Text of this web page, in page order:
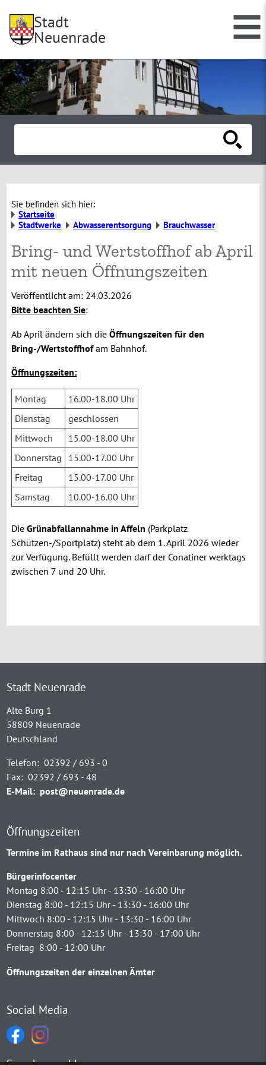
Stadt
Neuenrade
Sie befinden sich hier:
Startseite
Stadtwerke
Abwasserentsorgung Brauchwasser
Bring- und Wertstoffhof ab April
mit neuen Öffnungszeiten
Veröffentlicht am: 24.03.2026
Bitte beachten Sie:
Ab April ändern sich dieÖffnungszeiten für den
Bring-/Wertstoffhofam Bahnhof.
Öffnungszeiten:
Montag
16.00-18.00 Uhr
Dienstag
geschlossen
Mittwoch
15.00-18.00 Uhr
Donnerstag
15.00-17.00 Uhr
Freitag
15.00-17.00 Uhr
Samstag
10.00-16.00 Uhr
DieGrünabfallannahme in Affeln (Parkplatz
Schützen-/Sportplatz) steht ab dem 1. April 2026 wieder
zur Verfügung. Befüllt werden darf der Conatiner werktags
zwischen 7 und 20 Uhr.
Stadt Neuenrade
Alte Burg 1
58809 Neuenrade
Deutschland
Telefon: 02392 / 693 - 0
Fax: 02392 / 693 - 48
E-Mail: post@neuenrade.de
Öffnungszeiten
Termine im Rathaus sind nur nach Vereinbarung möglich.
Bürgerinfocenter
Montag 8:00 - 12:15 Uhr - 13:30 - 16:00 Uhr
Dienstag 8:00 - 12:15 Uhr - 13:30 - 16:00 Uhr
Mittwoch 8:00 - 12:15 Uhr - 13:30 - 16:00 Uhr
Donnerstag 8:00 - 12:15 Uhr - 13:30 - 17:00 Uhr
Freitag 8:00 - 12:00 Uhr
Öffnungszeiten der einzelnen Ämter
Social Media